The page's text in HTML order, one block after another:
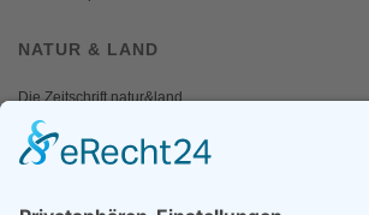
NATUR & LAND
Die Zeitschrift natur&land
Archiv
Mediadaten